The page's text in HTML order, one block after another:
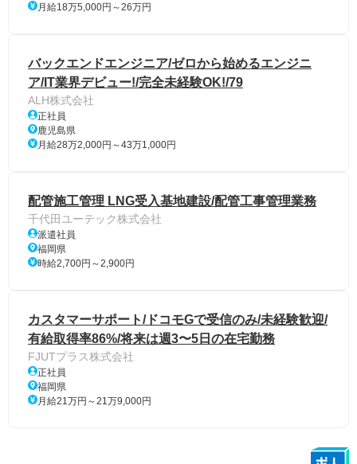
月給18万5,000円～26万円
バックエンドエンジニア/ゼロから始めるエンジニ
ア/IT業界デビュー!/完全未経験OK!/79
ALH株式会社
正社員
鹿児島県
月給28万2,000円～43万1,000円
配管施工管理 LNG受入基地建設/配管工事管理業務
千代田ユーテック株式会社
派遣社員
福岡県
時給2,700円～2,900円
カスタマーサポート/ドコモGで受信のみ/未経験歓迎/
有給取得率86%/将来は週3〜5日の在宅勤務
FJUTプラス株式会社
正社員
福岡県
月給21万円～21万9,000円